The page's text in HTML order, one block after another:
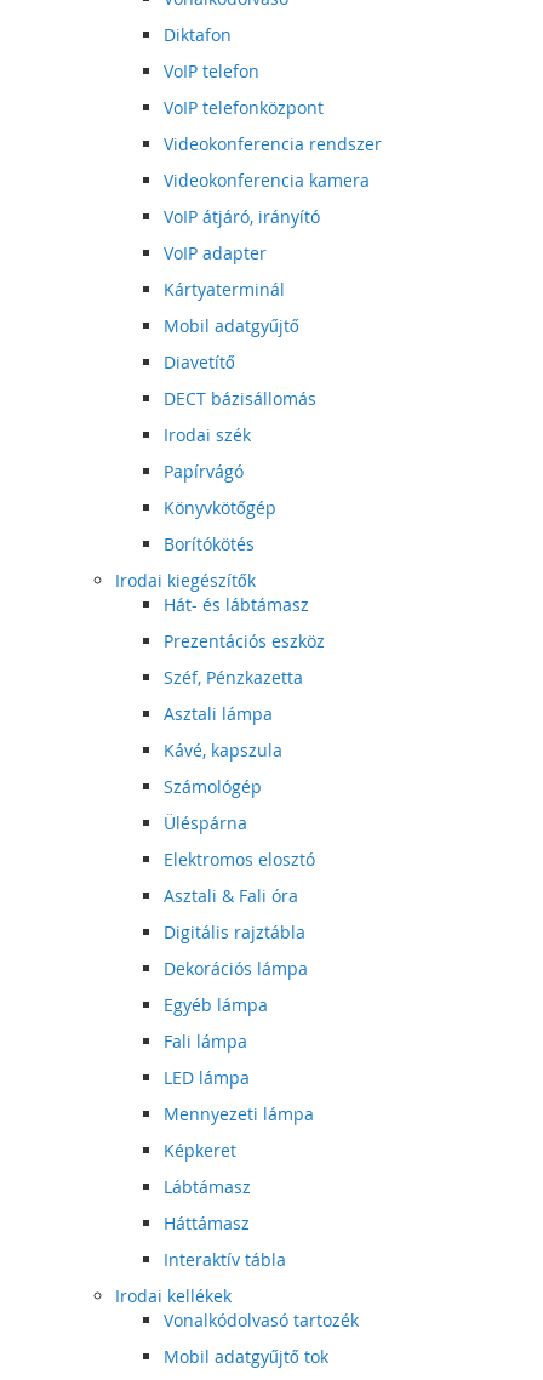
Diktafon
VoIP telefon
VoIP telefonközpont
Videokonferencia rendszer
Videokonferencia kamera
VoIP átjáró, irányító
VoIP adapter
Kártyaterminál
Mobil adatgyűjtő
Diavetítő
DECT bázisállomás
Irodai szék
Papírvágó
Könyvkötőgép
Borítókötés
Irodai kiegészítők
Hát- és lábtámasz
Prezentációs eszköz
Széf, Pénzkazetta
Asztali lámpa
Kávé, kapszula
Számológép
Üléspárna
Elektromos elosztó
Asztali & Fali óra
Digitális rajztábla
Dekorációs lámpa
Egyéb lámpa
Fali lámpa
LED lámpa
Mennyezeti lámpa
Képkeret
Lábtámasz
Háttámasz
Interaktív tábla
Irodai kellékek
Vonalkódolvasó tartozék
Mobil adatgyűjtő tok